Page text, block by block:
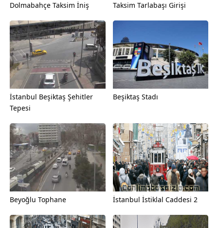
Dolmabahçe Taksim İniş Taksim Tarlabaşı Girişi
İstanbul Beşiktaş Şehitler
Tepesi
Beşiktaş Stadı
Beyoğlu Tophane İstanbul İstiklal Caddesi 2